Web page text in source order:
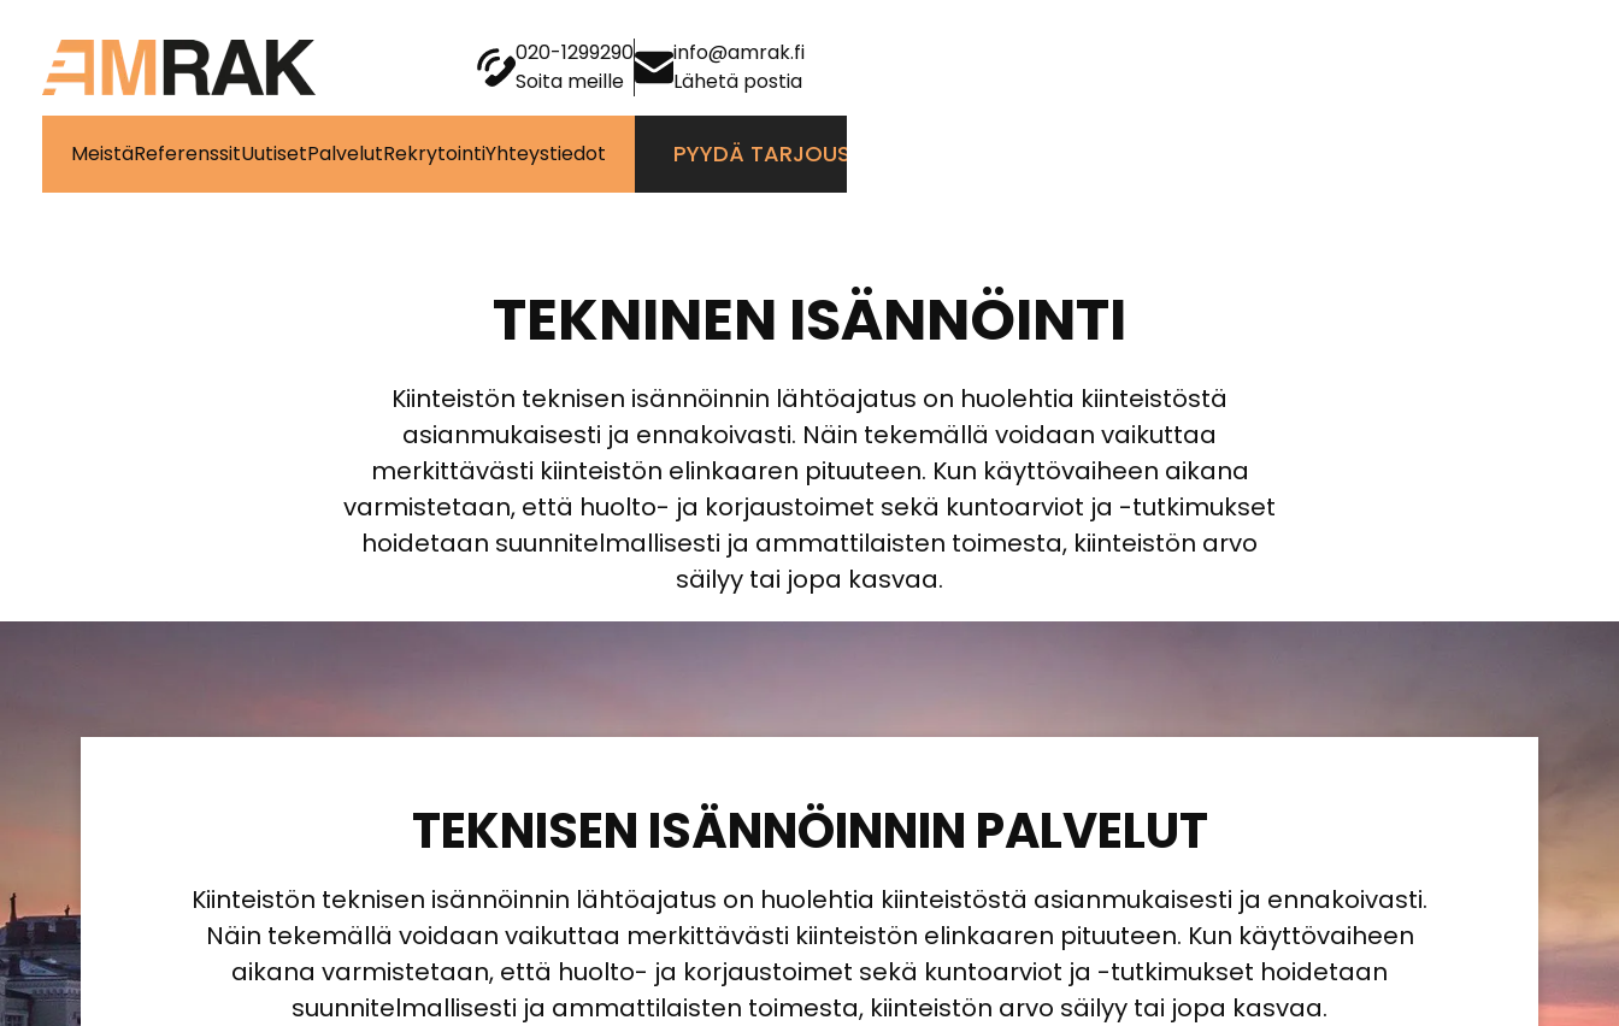
020-1299290
Soita meille
info@amrak.fi
Lähetä postia
MeistäReferenssitUutisetPalvelutRekrytointiYhteystiedot PYYDÄ TARJOUS
TEKNINEN ISÄNNÖINTI
Kiinteistön teknisen isännöinnin lähtöajatus on huolehtia kiinteistöstä
asianmukaisesti ja ennakoivasti. Näin tekemällä voidaan vaikuttaa
merkittävästi kiinteistön elinkaaren pituuteen. Kun käyttövaiheen aikana
varmistetaan, että huolto- ja korjaustoimet sekä kuntoarviot ja -tutkimukset
hoidetaan suunnitelmallisesti ja ammattilaisten toimesta, kiinteistön arvo
säilyy tai jopa kasvaa.
TEKNISEN ISÄNNÖINNIN PALVELUT
Kiinteistön teknisen isännöinnin lähtöajatus on huolehtia kiinteistöstä asianmukaisesti ja ennakoivasti.
Näin tekemällä voidaan vaikuttaa merkittävästi kiinteistön elinkaaren pituuteen. Kun käyttövaiheen
aikana varmistetaan, että huolto- ja korjaustoimet sekä kuntoarviot ja -tutkimukset hoidetaan
suunnitelmallisesti ja ammattilaisten toimesta, kiinteistön arvo säilyy tai jopa kasvaa.